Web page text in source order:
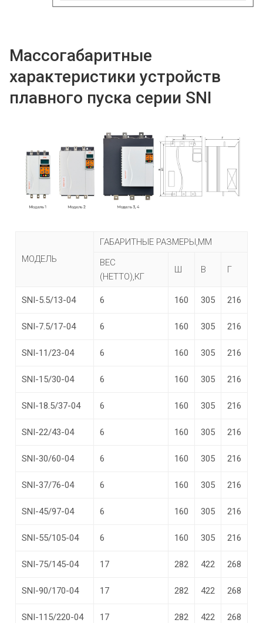
Массогабаритные
характеристики устройств
плавного пуска серии SNI
МОДЕЛЬ
ГАБАРИТНЫЕ РАЗМЕРЫ,ММ
ВЕС
(НЕТТО),КГ
Ш В Г
SNI-5.5/13-04 6 160 305 216
SNI-7.5/17-04 6 160 305 216
SNI-11/23-04 6 160 305 216
SNI-15/30-04 6 160 305 216
SNI-18.5/37-04 6 160 305 216
SNI-22/43-04 6 160 305 216
SNI-30/60-04 6 160 305 216
SNI-37/76-04 6 160 305 216
SNI-45/97-04 6 160 305 216
SNI-55/105-04 6 160 305 216
SNI-75/145-04 17 282 422 268
SNI-90/170-04 17 282 422 268
SNI-115/220-04 17 282 422 268